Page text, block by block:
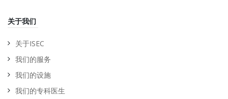
关于我们
关于ISEC
我们的服务
我们的设施
我们的专科医生